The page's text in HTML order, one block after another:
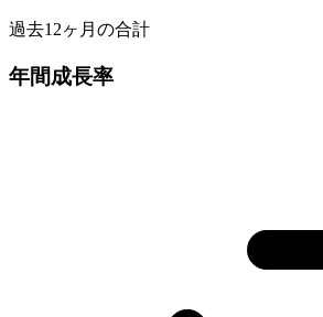
過去12ヶ月の合計
年間成長率